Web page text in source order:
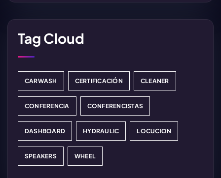
Tag Cloud
CARWASH CERTIFICACIÓN CLEANER
CONFERENCIA CONFERENCISTAS
DASHBOARD HYDRAULIC LOCUCION
SPEAKERS WHEEL